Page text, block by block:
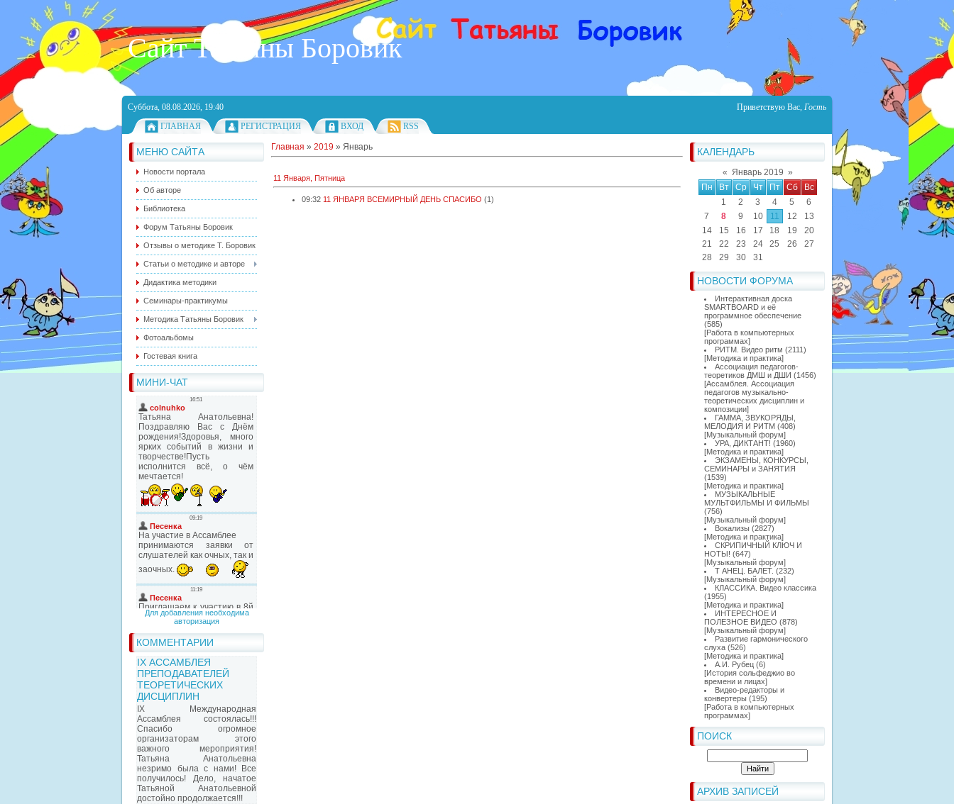
Сайт Татьяны Боровик
Суббота, 08.08.2026, 19:40 Приветствую Вас, Гость
ГЛАВНАЯ
РЕГИСТРАЦИЯ ВХОД RSS
МЕНЮ САЙТА
Новости портала
Об авторе
Библиотека
Форум Татьяны Боровик
Отзывы о методике Т. Боровик
Статьи о методике и авторе
Дидактика методики
Семинары-практикумы
Методика Татьяны Боровик
Фотоальбомы
Гостевая книга
МИНИ-ЧАТ
Для добавления необходима
авторизация
КОММЕНТАРИИ
IX АССАМБЛЕЯ
ПРЕПОДАВАТЕЛЕЙ
ТЕОРЕТИЧЕСКИХ
ДИСЦИПЛИН
IX Международная
Ассамблея состоялась!!!
Спасибо огромное
организаторам этого
важного мероприятия!
Татьяна Анатольевна
незримо была с нами! Все
получилось! Дело, начатое
Татьяной Анатольевной
достойно продолжается!!!
КАЛЕНДАРЬ
« Январь 2019 »
Пн
Вт Ср Чт Пт Сб
Вс
1
2 3 4 5
6
7
8 9 10 11 12
13
14
15 16 17 18 19
20
21
22 23 24 25 26
27
28
29 30 31
НОВОСТИ ФОРУМА
Интерактивная доска
SMARTBOARD и её
программное обеспечение
(585)
[Работа в компьютерных
программах]
РИТМ. Видео ритм (2111)
[Методика и практика]
Ассоциация педагогов-
теоретиков ДМШ и ДШИ (1456)
[Ассамблея. Ассоциация
педагогов музыкально-
теоретических дисциплин и
композиции]
ГАММА, ЗВУКОРЯДЫ,
МЕЛОДИЯ И РИТМ (408)
[Музыкальный форум]
УРА, ДИКТАНТ! (1960)
[Методика и практика]
ЭКЗАМЕНЫ, КОНКУРСЫ,
СЕМИНАРЫ и ЗАНЯТИЯ
(1539)
[Методика и практика]
МУЗЫКАЛЬНЫЕ
МУЛЬТФИЛЬМЫ И ФИЛЬМЫ
(756)
[Музыкальный форум]
Вокализы (2827)
[Методика и практика]
СКРИПИЧНЫЙ КЛЮЧ И
НОТЫ! (647)
[Музыкальный форум]
Т АНЕЦ. БАЛЕТ. (232)
[Музыкальный форум]
КЛАССИКА. Видео классика
(1955)
[Методика и практика]
ИНТЕРЕСНОЕ И
ПОЛЕЗНОЕ ВИДЕО (878)
[Музыкальный форум]
Развитие гармонического
слуха (526)
[Методика и практика]
А.И. Рубец (6)
[История сольфеджио во
времени и лицах]
Видео-редакторы и
конвертеры (195)
[Работа в компьютерных
программах]
ПОИСК
АРХИВ ЗАПИСЕЙ
Главная » 2019 » Январь
11 Января, Пятница
09:32 11 ЯНВАРЯ ВСЕМИРНЫЙ ДЕНЬ СПАСИБО (1)